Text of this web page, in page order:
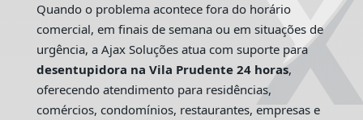
Quando o problema acontece fora do horário
comercial, em finais de semana ou em situações de
urgência, a Ajax Soluções atua com suporte para
desentupidora na Vila Prudente 24 horas,
oferecendo atendimento para residências,
comércios, condomínios, restaurantes, empresas e